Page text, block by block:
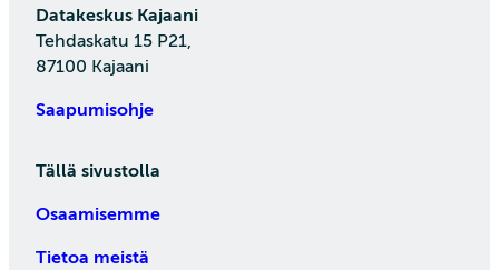
Datakeskus Kajaani
Tehdaskatu 15 P21,
87100 Kajaani
Saapumisohje
Tällä sivustolla
Osaamisemme
Tietoa meistä